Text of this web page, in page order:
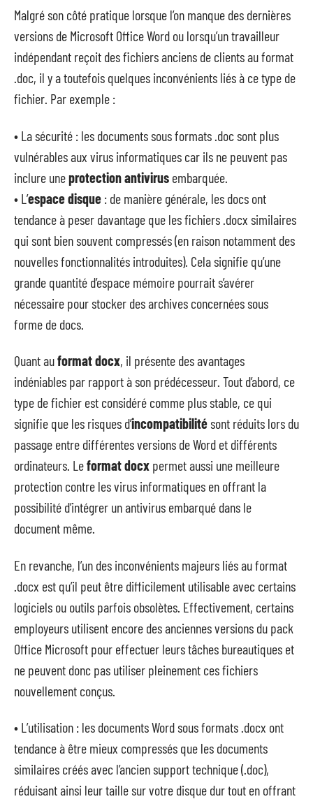
Malgré son côté pratique lorsque l’on manque des dernières
versions de Microsoft Office Word ou lorsqu’un travailleur
indépendant reçoit des fichiers anciens de clients au format
.doc, il y a toutefois quelques inconvénients liés à ce type de
fichier. Par exemple :
• La sécurité : les documents sous formats .doc sont plus
vulnérables aux virus informatiques car ils ne peuvent pas
inclure uneprotection antivirus embarquée.
• L’espace disque : de manière générale, les docs ont
tendance à peser davantage que les fichiers .docx similaires
qui sont bien souvent compressés (en raison notamment des
nouvelles fonctionnalités introduites). Cela signifie qu’une
grande quantité d’espace mémoire pourrait s’avérer
nécessaire pour stocker des archives concernées sous
forme de docs.
Quant auformat docx, il présente des avantages
indéniables par rapport à son prédécesseur. Tout d’abord, ce
type de fichier est considéré comme plus stable, ce qui
signifie que les risques d’incompatibilitésont réduits lors du
passage entre différentes versions de Word et différents
ordinateurs. Leformat docx permet aussi une meilleure
protection contre les virus informatiques en offrant la
possibilité d’intégrer un antivirus embarqué dans le
document même.
En revanche, l’un des inconvénients majeurs liés au format
.docx est qu’il peut être difficilement utilisable avec certains
logiciels ou outils parfois obsolètes. Effectivement, certains
employeurs utilisent encore des anciennes versions du pack
Office Microsoft pour effectuer leurs tâches bureautiques et
ne peuvent donc pas utiliser pleinement ces fichiers
nouvellement conçus.
• L’utilisation : les documents Word sous formats .docx ont
tendance à être mieux compressés que les documents
similaires créés avec l’ancien support technique (.doc),
réduisant ainsi leur taille sur votre disque dur tout en offrant